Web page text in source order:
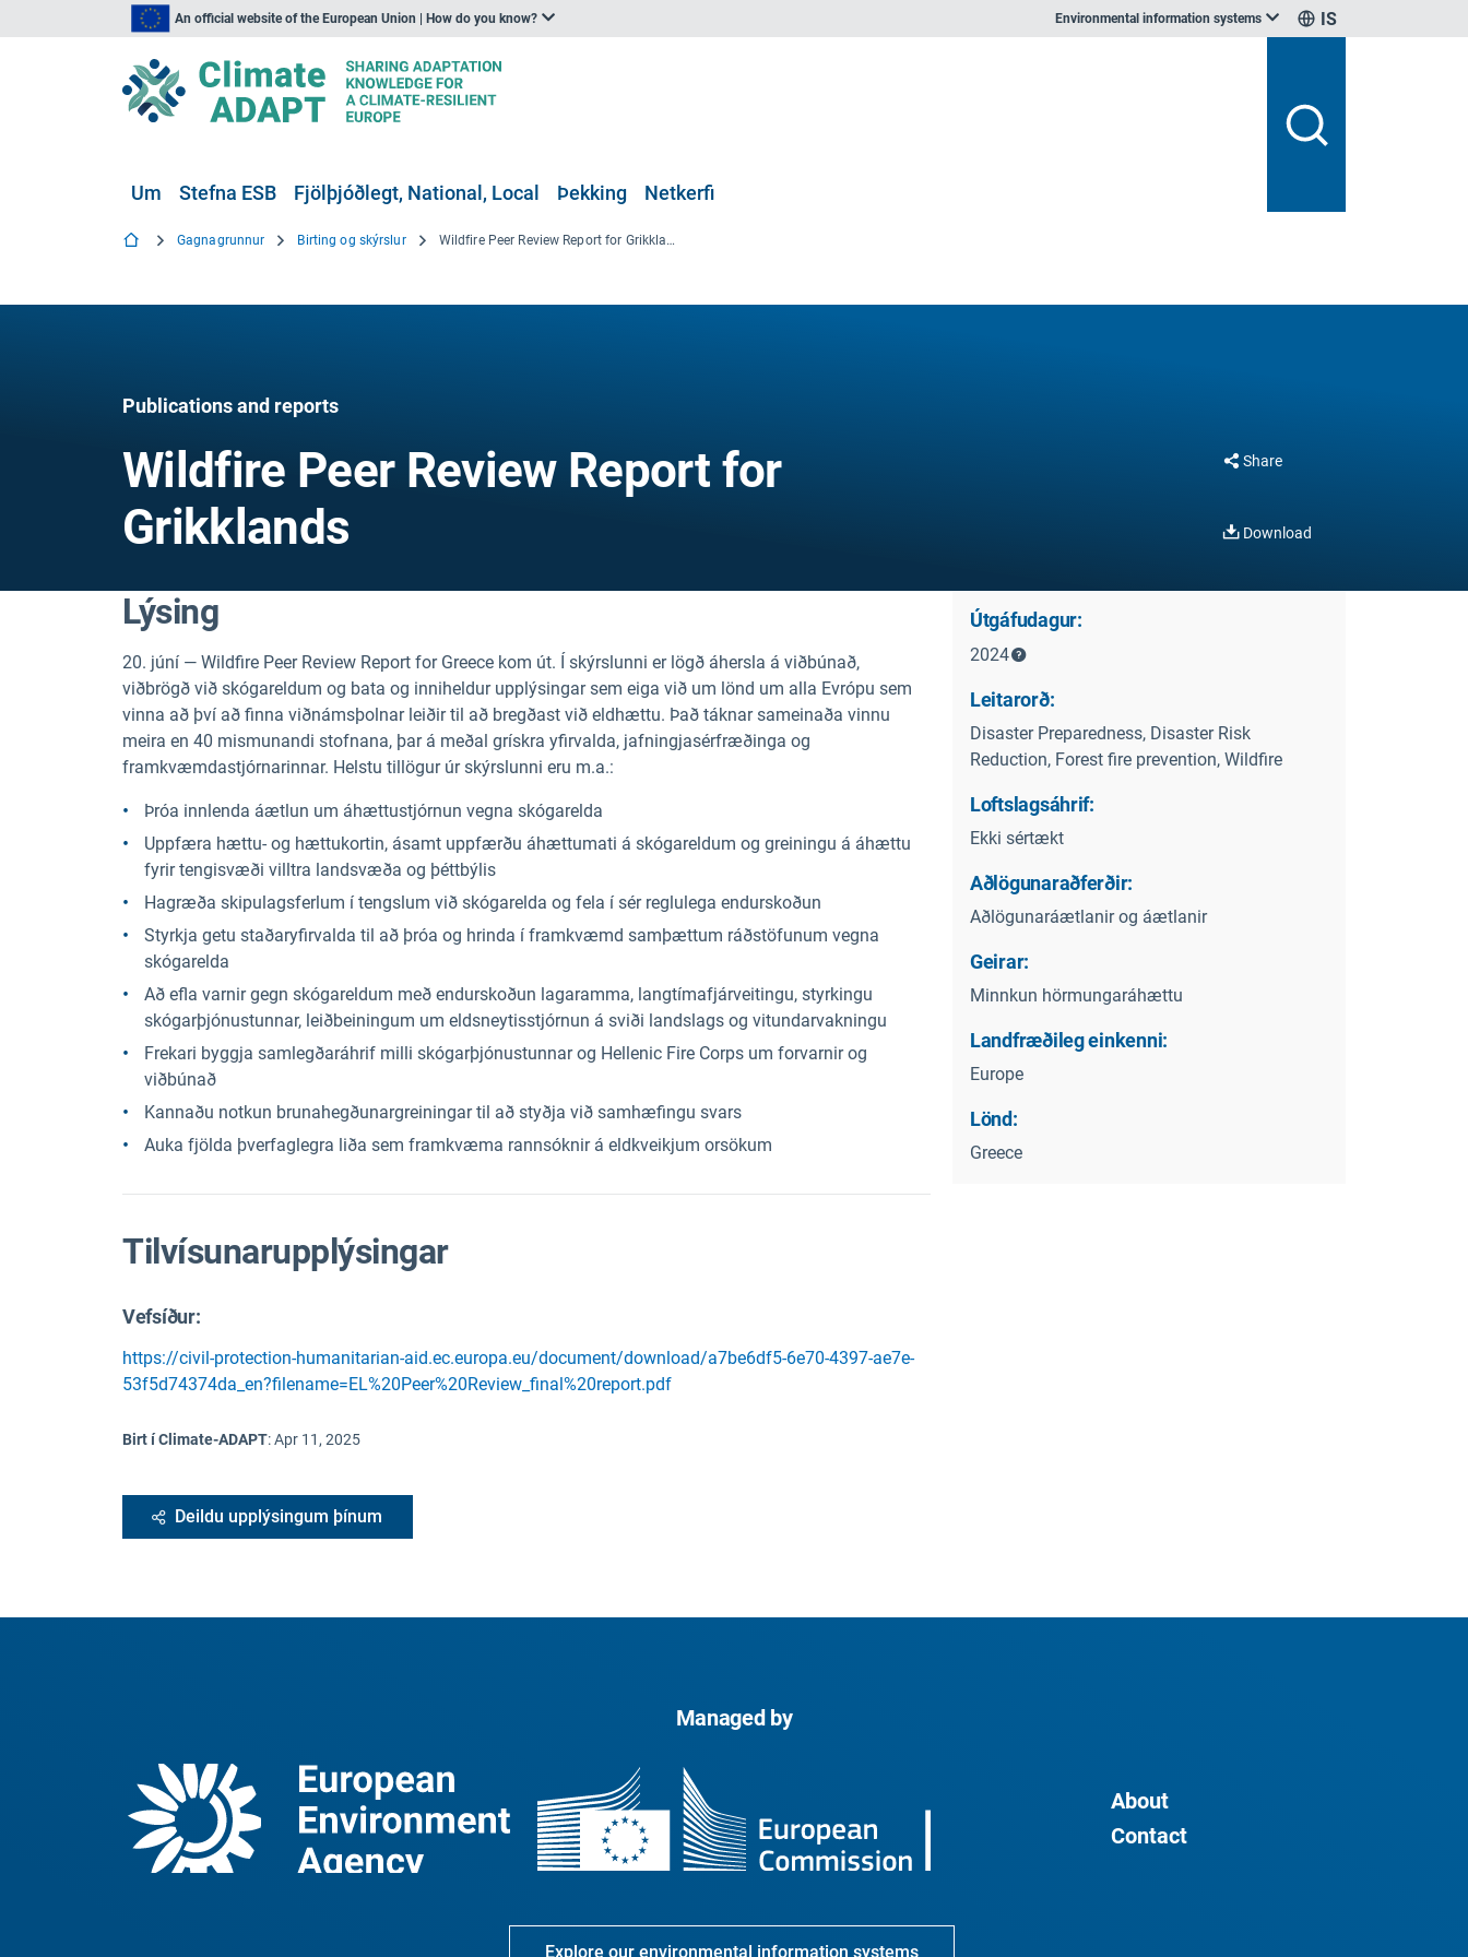
An official website of the European Union | How do you know? Environmental information systems IS
Um Stefna ESB Fjölþjóðlegt, National, Local Þekking Netkerfi
Gagnagrunnur Birting og skýrslur Wildfire Peer Review Report for Grikklands
Publications and reports
Wildfire Peer Review Report for
Grikklands
Share
Download
Lýsing
20. júní — Wildfire Peer Review Report for Greece kom út. Í skýrslunni er lögð áhersla á viðbúnað,
viðbrögð við skógareldum og bata og inniheldur upplýsingar sem eiga við um lönd um alla Evrópu sem
vinna að því að finna viðnámsþolnar leiðir til að bregðast við eldhættu. Það táknar sameinaða vinnu
meira en 40 mismunandi stofnana, þar á meðal grískra yfirvalda, jafningjasérfræðinga og
framkvæmdastjórnarinnar. Helstu tillögur úr skýrslunni eru m.a.:
Þróa innlenda áætlun um áhættustjórnun vegna skógarelda
Uppfæra hættu- og hættukortin, ásamt uppfærðu áhættumati á skógareldum og greiningu á áhættu
fyrir tengisvæði villtra landsvæða og þéttbýlis
Hagræða skipulagsferlum í tengslum við skógarelda og fela í sér reglulega endurskoðun
Styrkja getu staðaryfirvalda til að þróa og hrinda í framkvæmd samþættum ráðstöfunum vegna
skógarelda
Að efla varnir gegn skógareldum með endurskoðun lagaramma, langtímafjárveitingu, styrkingu
skógarþjónustunnar, leiðbeiningum um eldsneytisstjórnun á sviði landslags og vitundarvakningu
Frekari byggja samlegðaráhrif milli skógarþjónustunnar og Hellenic Fire Corps um forvarnir og
viðbúnað
Kannaðu notkun brunahegðunargreiningar til að styðja við samhæfingu svars
Auka fjölda þverfaglegra liða sem framkvæma rannsóknir á eldkveikjum orsökum
Tilvísunarupplýsingar
Vefsíður:
https://civil-protection-humanitarian-aid.ec.europa.eu/document/download/a7be6df5-6e70-4397-ae7e-
53f5d74374da_en?filename=EL%20Peer%20Review_final%20report.pdf
Birt í Climate-ADAPT:Apr 11, 2025
Deildu upplýsingum þínum
Útgáfudagur:
2024
Leitarorð:
Disaster Preparedness, Disaster Risk
Reduction, Forest fire prevention, Wildfire
Loftslagsáhrif:
Ekki sértækt
Aðlögunaraðferðir:
Aðlögunaráætlanir og áætlanir
Geirar:
Minnkun hörmungaráhættu
Landfræðileg einkenni:
Europe
Lönd:
Greece
Managed by
About
Contact
Explore our environmental information systems